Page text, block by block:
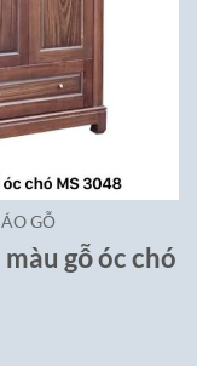
GỖ
gỗ óc chó